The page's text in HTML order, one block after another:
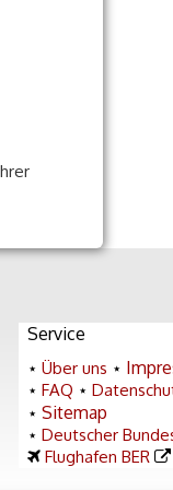
Service
⋆Über uns ⋆
⋆FAQ ⋆
⋆Sitemap
⋆Deutscher
Flughafen BER